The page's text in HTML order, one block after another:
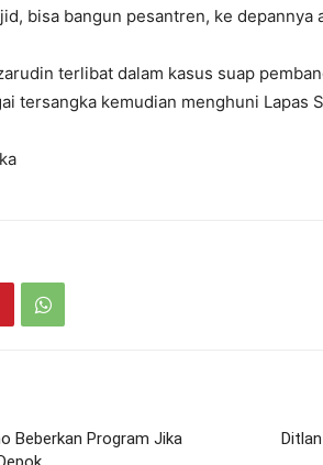
bisa bangun pesantren, ke depannya
terlibat dalam kasus suap
tersangka kemudian menghuni Lapas
Beberkan Program Jika